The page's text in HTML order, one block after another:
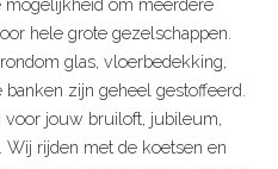
mogelijkheid om meerdere
hele grote gezelschappen.
glas, vloerbedekking,
zijn geheel gestoffeerd.
voor jouw bruiloft, jubileum,
Wij rijden met de koetsen en